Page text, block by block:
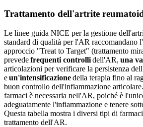
Trattamento dell'artrite
Le linee guida NICE per la gestione
standard di qualità per l'AR raccomandano
approccio "Treat to Target" (trattamento
prevedefrequenti controllidell'AR, una
articolazioni per verificare la persistenza
eun'intensificazionedella terapia fino al
buon controllo dell'infiammazione
farmaci è necessaria nell'AR, poiché è
adeguatamente l'infiammazione e tenere
Questa tabella mostra i diversi tipi di
trattamento dell'AR.